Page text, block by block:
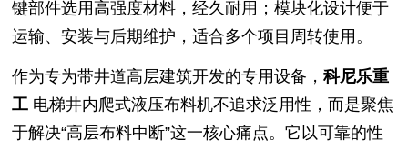
键部件选用高强度材料，经久耐用；模块化设计便于
运输、安装与后期维护，适合多个项目周转使用。
作为专为带井道高层建筑开发的专用设备，科尼乐重
工 电梯井内爬式液压布料机不追求泛用性，而是聚焦
于解决“高层布料中断”这一核心痛点。它以可靠的性